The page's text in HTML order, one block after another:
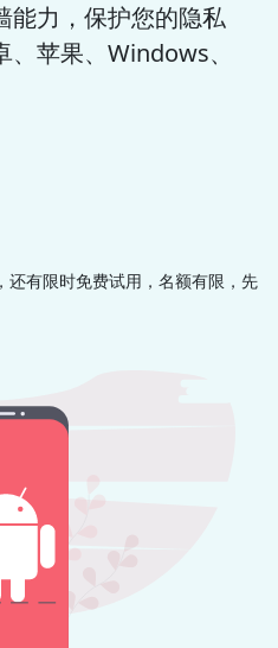
能力，保护您的隐私
苹果、Windows、
还有限时免费试用，名额有限，先